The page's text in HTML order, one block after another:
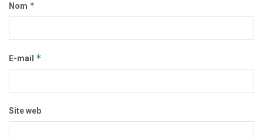
Nom *
E-mail *
Site web